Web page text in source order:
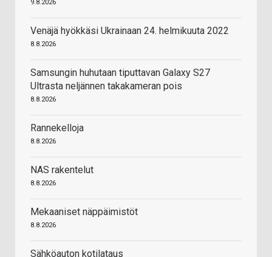
9.8.2026
Venäjä hyökkäsi Ukrainaan 24. helmikuuta 2022
8.8.2026
Samsungin huhutaan tiputtavan Galaxy S27
Ultrasta neljännen takakameran pois
8.8.2026
Rannekelloja
8.8.2026
NAS rakentelut
8.8.2026
Mekaaniset näppäimistöt
8.8.2026
Sähköauton kotilataus